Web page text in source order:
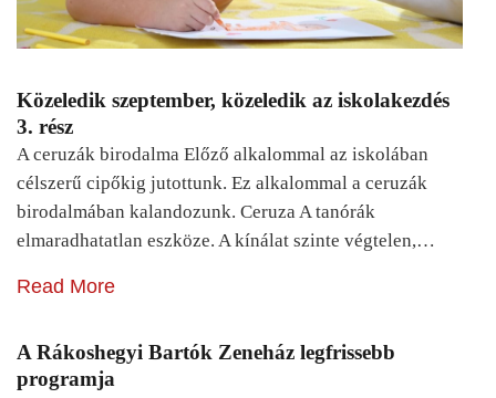
Közeledik szeptember, közeledik az iskolakezdés
3. rész
A ceruzák birodalma Előző alkalommal az iskolában
célszerű cipőkig jutottunk. Ez alkalommal a ceruzák
birodalmában kalandozunk. Ceruza A tanórák
elmaradhatatlan eszköze. A kínálat szinte végtelen,…
Read More
A Rákoshegyi Bartók Zeneház legfrissebb
programja